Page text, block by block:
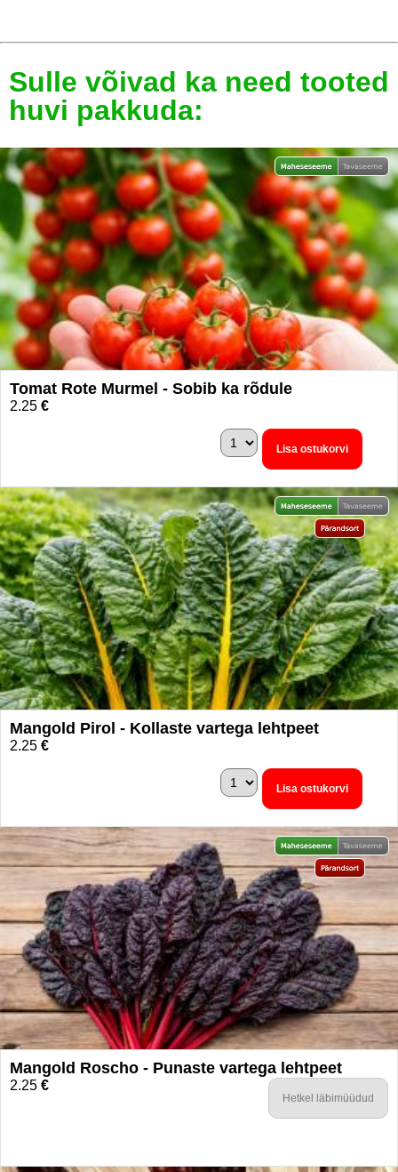
Sulle võivad ka need tooted
huvi pakkuda:
Tomat Rote Murmel - Sobib ka rõdule
2.25 €
Lisa ostukorvi
Mangold Pirol - Kollaste vartega lehtpeet
2.25 €
Lisa ostukorvi
Mangold Roscho - Punaste vartega lehtpeet
2.25 €
Hetkel läbimüüdud